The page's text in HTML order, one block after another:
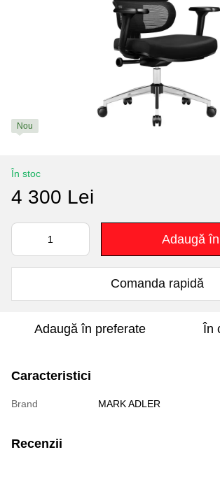
Nou
În stoc
4 300 Lei
Adaugă
Comanda rapidă
Adaugă în preferate În
Caracteristici
Brand MARK ADLER
Recenzii